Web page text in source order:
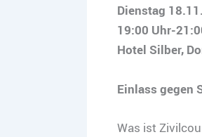
Dienstag
19:00 Uhr-
Hotel Silber,
Einlass gegen
Was ist